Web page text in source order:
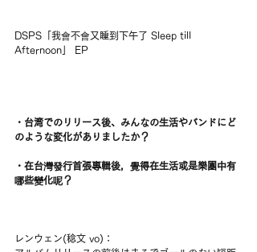
DSPS「我會不會又睡到下午了 Sleep till
Afternoon」 EP
・台湾でのリリース後、みんなの生活やバンドにど
のような変化がありましたか？
・在台灣發行首張專輯後，覺得在生活或是樂團中有
哪些變化呢？
レンウェン(稔文 vo)：